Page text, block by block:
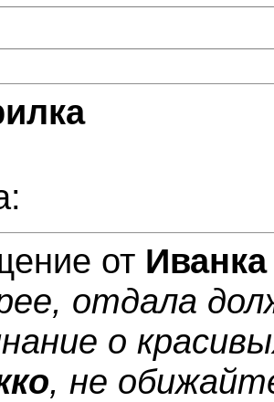
от Иванка
отдала
о
, не